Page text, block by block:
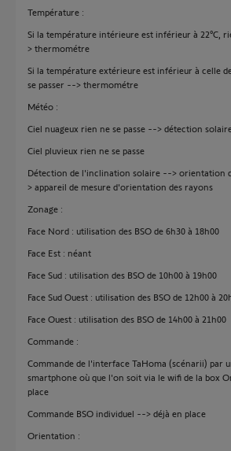
Température :
Si la température intérieure est inférieur à 22°C,
> thermométre
Si la température extérieure est inférieur à celle
se passer --> thermométre
Météo :
Ciel nuageux rien ne se passe --> détection
Ciel pluvieux rien ne se passe
Détection de l'inclination solaire --> orientation
> appareil de mesure d'orientation des rayons
Zonage :
Face Nord : utilisation des BSO de 6h30 à 18h00
Face Est : néant
Face Sud : utilisation des BSO de 10h00 à 19h00
Face Sud Ouest : utilisation des BSO de 12h00 à
Face Ouest : utilisation des BSO de 14h00 à 21h00
Commande :
Commande de l'interface TaHoma (scénarii) par
smartphone où que l'on soit via le wifi de la box
place
Commande BSO individuel --> déjà en place
Orientation :